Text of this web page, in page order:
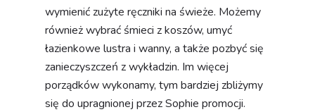
wymienić zużyte ręczniki na świeże. Możemy
również wybrać śmieci z koszów, umyć
łazienkowe lustra i wanny, a także pozbyć się
zanieczyszczeń z wykładzin. Im więcej
porządków wykonamy, tym bardziej zbliżymy
się do upragnionej przez Sophie promocji.